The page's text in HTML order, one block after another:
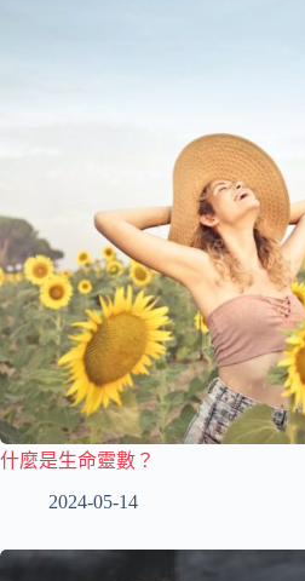
什麼是生命靈數？
2024-05-14